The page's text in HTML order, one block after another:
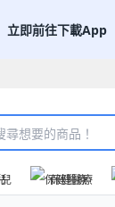
立即前往下載App
保健醫療